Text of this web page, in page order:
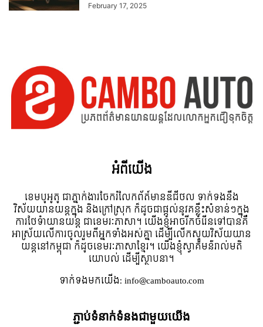
February 17, 2025
អំពី​យើង
ខេមបូអូតូ ជាភ្នាក់ងារចែករំលែកព័ត៍មានឌីជីថល ទាក់ទងនឹង
វិស័យយានយន្តក្នុង និងក្រៅស្រុក ក៏ដូចជាផ្តល់នូវគន្លឹះសំខាន់ៗក្នុង
ការថែទំាយានយន្ត ជាខេមរៈភាសា។ យើងខ្ញុំអាចរីកចំរើនទៅបានគឺ
អាស្រ័យលើការចូលរួមពីអ្នកទាំងអស់គ្នា ដើម្បីលើកស្ទួយវិស័យយាន
យន្តនៅកម្ពុជា ក៏ដូចខេមរៈភាសាខ្មែរ។ យើងខ្ញុំស្វាគមន៌រាល់មតិ
យោបល់ ដើម្បីស្ថាបនា។
ទាក់ទង​មក​យើង:info@camboauto.com
ភ្ជាប់ទំនាក់ទំនងជាមួយយើង